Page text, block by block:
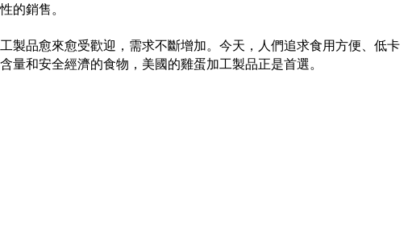
的銷售。
製品愈來愈受歡迎，需求不斷增加。今天，人們追求食用方便、低卡
量和安全經濟的食物，美國的雞蛋加工製品正是首選。